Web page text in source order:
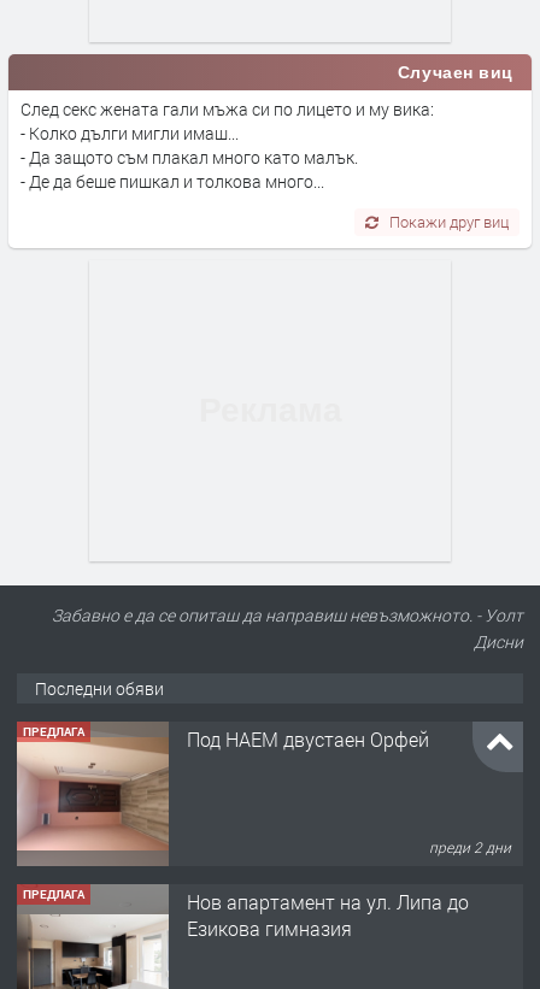
Случаен виц
След секс жената гали мъжа си по лицето и му вика:
- Колко дълги мигли имаш...
- Да защото съм плакал много като малък.
- Де да беше пишкал и толкова много...
Покажи друг виц
Забавно е да се опиташ да направиш невъзможното. - Уолт
Дисни
Последни обяви
ПРЕДЛАГА Под НАЕМ двустаен Орфей
преди 2 дни
ПРЕДЛАГА
Нов апартамент на ул. Липа до
Езикова гимназия